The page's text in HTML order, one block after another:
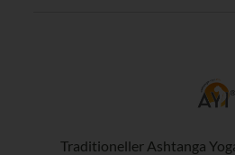
Traditioneller Ashtanga